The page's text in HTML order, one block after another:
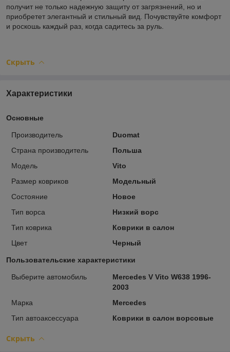
получит не только надежную защиту от загрязнений, но и
приобретет элегантный и стильный вид. Почувствуйте комфорт
и роскошь каждый раз, когда садитесь за руль.
Скрыть
Характеристики
Основные
Производитель
Duomat
Страна производитель
Польша
Модель
Vito
Размер ковриков
Модельный
Состояние
Новое
Тип ворса
Низкий ворс
Тип коврика
Коврики в салон
Цвет
Черный
Пользовательские характеристики
Выберите автомобиль
Mercedes V Vito W638 1996-
2003
Марка
Mercedes
Тип автоаксессуара
Коврики в салон ворсовые
Скрыть